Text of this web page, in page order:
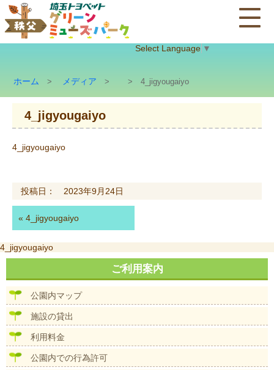
Select Language ▼
ホーム > メディア > > 4_jigyougaiyo
4_jigyougaiyo
4_jigyougaiyo
投稿日： 2023年9月24日
« 4_jigyougaiyo
投
稿
ビ
ョ
4_jigyougaiyo
ご利用案内
公園内マップ
施設の貸出
利用料金
公園内での行為許可